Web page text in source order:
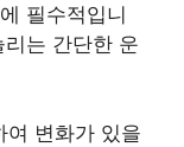
필수적입니
는 간단한 운
여 변화가 있을